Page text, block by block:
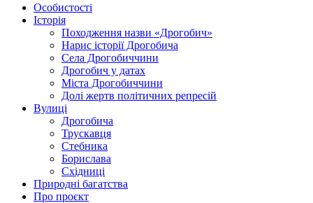
Особистості
Історія
Походження назви «Дрогобич»
Нарис історії Дрогобича
Села Дрогобиччини
Дрогобич у датах
Міста Дрогобиччини
Долі жертв політичних репресій
Вулиці
Дрогобича
Трускавця
Стебника
Борислава
Східниці
Природні багатства
Про проєкт